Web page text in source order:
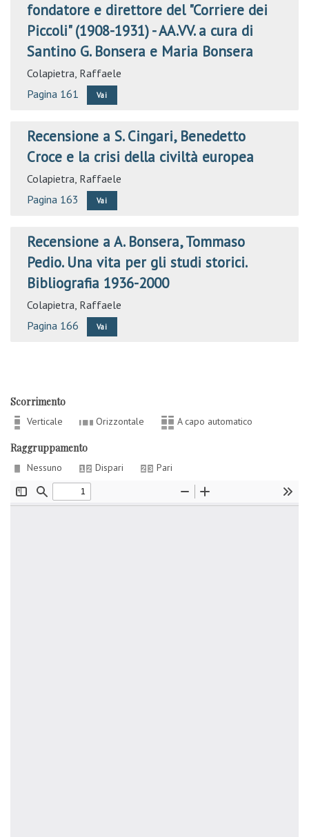
fondatore e direttore del "Corriere dei
Piccoli" (1908-1931) - AA.VV. a cura di
Santino G. Bonsera e Maria Bonsera
Colapietra, Raffaele
Pagina 161
Vai
Recensione a S. Cingari, Benedetto
Croce e la crisi della civiltà europea
Colapietra, Raffaele
Pagina 163
Vai
Recensione a A. Bonsera, Tommaso
Pedio. Una vita per gli studi storici.
Bibliografia 1936-2000
Colapietra, Raffaele
Pagina 166
Vai
Scorrimento
Verticale Orizzontale A capo automatico
Raggruppamento
Nessuno Dispari Pari